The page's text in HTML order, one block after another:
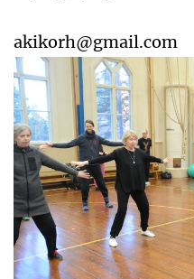
akikorh@gmail.com